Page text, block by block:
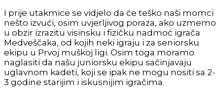
I prije utakmice se vidjelo da će teško naši momci
nešto izvući, osim uvjerljivog poraza, ako uzmemo
u obzir izrazitu visinsku i fizičku nadmoć igrača
Medveščaka, od kojih neki igraju i za seniorsku
ekipu u Prvoj muškoj ligi. Osim toga moramo
naglasiti da našu juniorsku ekipu sačinjavaju
uglavnom kadeti, koji se ipak ne mogu nositi sa 2-
3 godine starijim i iskusnijim igračima.